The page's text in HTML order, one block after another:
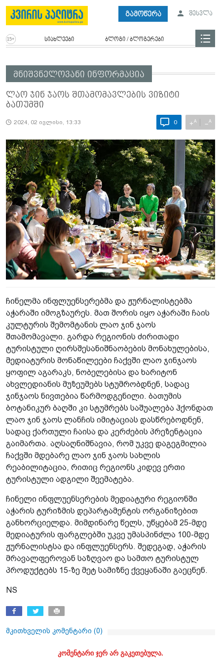
გამოწერა შესვლა
სიახლეები ბლოგი / ბლოგერები
მნიშვნელოვანი ინფორმაცია
ლაო ჯინ ჯაოს შთამომავლების ვიზიტი
ბათუმში
2024, 02 ივლისი, 13:33 0 +A −A
ჩინელმა ინფლუენსერებმა და ჟურნალისტებმა
აჭარაში იმოგზაურეს. მათ შორის იყო აჭარაში ჩაის
კულტურის შემომტანის ლაო ჯინ ჯაოს
შთამომავალი. გარდა რეგიონის ძირითადი
ტურისტული ღირსშესანიშნაობების მონახულებისა,
მედიატურის მონაწილეები ჩაქვში ლაო ჯინჯაოს
ყოფილ აგარაკს, ნობელებისა და ხარიტონ
ახვლედიანის მუზეუმებს სტუმრობდნენ, სადაც
ჯინჯაოს ნივთებია წარმოდგენილი. ბათუმის
ბოტანიკურ ბაღში კი სტუმრებს საშუალება ჰქონდათ
ლაო ჯინ ჯაოს ლანჩის იმიტაციას დასწრებოდნენ,
სადაც ქართული ჩაისა და კერძების პრეზენტაცია
გაიმართა. აღსაღნიშნავია, რომ უკვე დაგეგმილია
ჩაქვში მდებარე ლაო ჯინ ჯაოს სახლის
რეაბილიტაცია, რითიც რეგიონს კიდევ ერთი
ტურისტული ადგილი შეემატება.
ჩინელი ინფლუენსერების მედიატური რეგიონში
აჭარის ტურიზმის დეპარტამენტის ორგანიზებით
განხორციელდა. მიმდინარე წელს, უწყებამ 25-მდე
მედიატურის ფარგლებში უკვე უმასპინძლა 100-მდე
ჟურნალისტსა და ინფლუენსერს. შედეგად, აჭარის
მრავალფეროვან საზღვაო და სამთო ტურისტულ
პროდუქტებს 15-ზე მეტ სამიზნე ქვეყანაში გაეცნენ.
NS
მკითხველის კომენტარი (0)
კომენტარი ჯერ არ გაკეთებულა.